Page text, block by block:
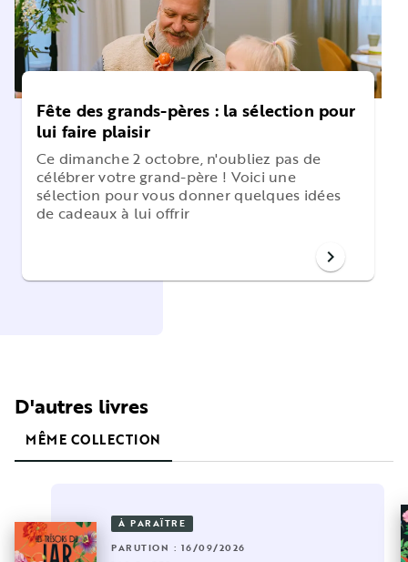
Fête des grands-pères : la sélection pour
lui faire plaisir
Ce dimanche 2 octobre, n'oubliez pas de
célébrer votre grand-père ! Voici une
sélection pour vous donner quelques idées
de cadeaux à lui offrir
chevron_right
D'autres livres
MÊME COLLECTION
À PARAÎTRE
PARUTION : 16/09/2026